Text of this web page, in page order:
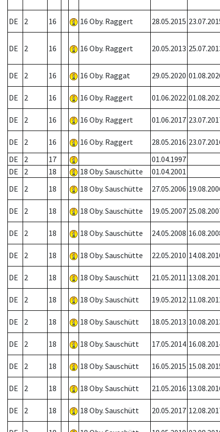
DE 2 16 16 Oby. Raggert 28.05.2015
DE 2 16 16 Oby. Raggert 20.05.2013
DE 2 16 16 Oby. Raggat 29.05.2020
DE 2 16 16 Oby. Raggert 01.06.2022
DE 2 16 16 Oby. Raggert 01.06.2017
DE 2 16 16 Oby. Raggert 28.05.2016
DE
2 17
01.04.1997
DE
2 18 18 Oby. Sauschütte
01.04.2001
DE
2 18 18 Oby. Sauschütte 27.05.2006
DE 2 18 18 Oby. Sauschütte 19.05.2007
DE 2 18 18 Oby. Sauschütte 24.05.2008
DE 2 18 18 Oby. Sauschütte 22.05.2010
DE 2 18 18 Oby. Sauschütt 21.05.2011
DE 2 18 18 Oby. Sauschütt 19.05.2012
DE 2 18 18 Oby. Sauschütt 18.05.2013
DE 2 18 18 Oby. Sauschütt 17.05.2014
DE 2 18 18 Oby. Sauschütt 16.05.2015
DE 2 18 18 Oby. Sauschütt 21.05.2016
DE 2 18 18 Oby. Sauschütt 20.05.2017